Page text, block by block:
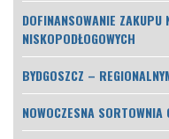
DOFINANSOWANIE ZAKUPU
NISKOPODŁOGOWYCH
BYDGOSZCZ –
NOWOCZESNA SORTOWNIA